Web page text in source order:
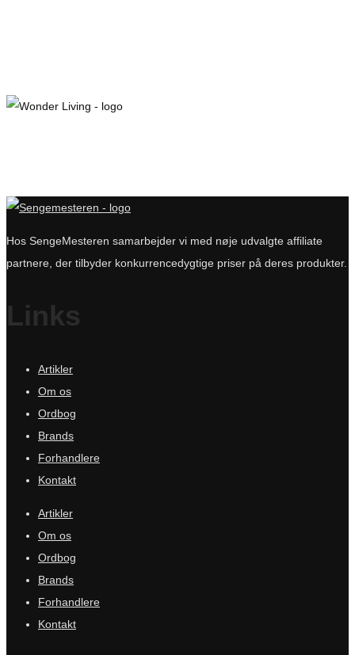
Hos SengeMesteren samarbejder vi med nøje udvalgte affiliate
partnere, der tilbyder konkurrencedygtige priser på deres produkter.
Links
Artikler
Om os
Ordbog
Brands
Forhandlere
Kontakt
Artikler
Om os
Ordbog
Brands
Forhandlere
Kontakt